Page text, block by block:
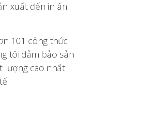
xuất đến in ấn
101 công thức
tôi đảm bảo sản
lượng cao nhất